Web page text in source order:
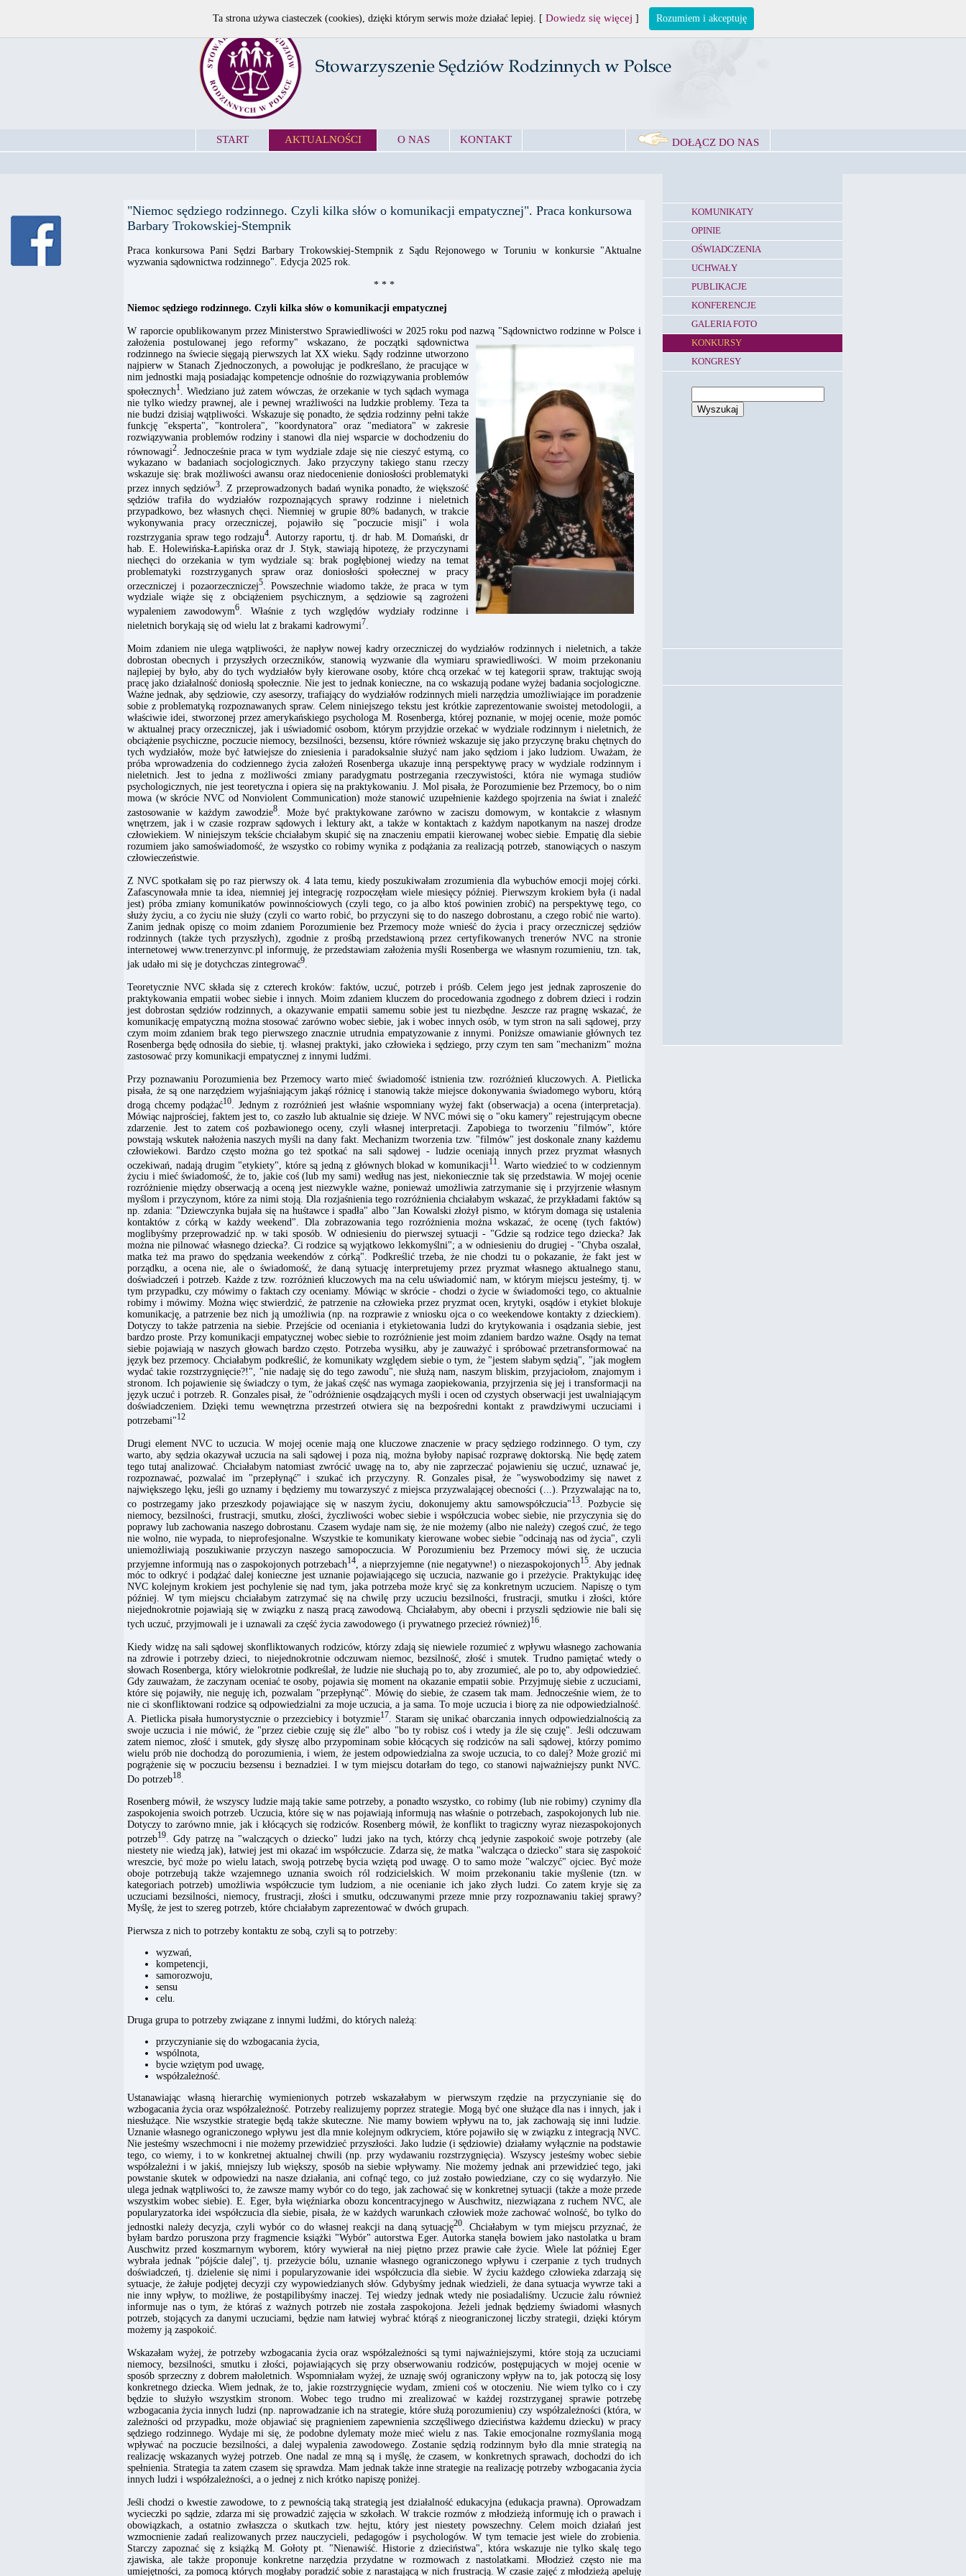
START AKTUALNOŚCI O NAS KONTAKT DOŁĄCZ DO NAS
"Niemoc sędziego rodzinnego. Czyli kilka słów o komunikacji empatycznej". Praca konkursowa
Barbary Trokowskiej-Stempnik
Praca konkursowa Pani Sędzi Barbary Trokowskiej-Stempnik z Sądu Rejonowego w Toruniu w konkursie "Aktualne
wyzwania sądownictwa rodzinnego". Edycja 2025 rok.
* * *
Niemoc sędziego rodzinnego. Czyli kilka słów o komunikacji empatycznej
W raporcie opublikowanym przez Ministerstwo Sprawiedliwości w 2025 roku pod nazwą "Sądownictwo rodzinne w Polsce i
założenia postulowanej jego reformy" wskazano, że początki sądownictwa
rodzinnego na świecie sięgają pierwszych lat XX wieku. Sądy rodzinne utworzono
najpierw w Stanach Zjednoczonych, a powołując je podkreślano, że pracujące w
nim jednostki mają posiadając kompetencje odnośnie do rozwiązywania problemów
społecznych1 . Wiedziano już zatem wówczas, że orzekanie w tych sądach wymaga
nie tylko wiedzy prawnej, ale i pewnej wrażliwości na ludzkie problemy. Teza ta
nie budzi dzisiaj wątpliwości. Wskazuje się ponadto, że sędzia rodzinny pełni także
funkcję "eksperta", "kontrolera", "koordynatora" oraz "mediatora" w zakresie
rozwiązywania problemów rodziny i stanowi dla niej wsparcie w dochodzeniu do
równowagi2 . Jednocześnie praca w tym wydziale zdaje się nie cieszyć estymą, co
wykazano w badaniach socjologicznych. Jako przyczyny takiego stanu rzeczy
wskazuje się: brak możliwości awansu oraz niedocenienie doniosłości problematyki
przez innych sędziów3 . Z przeprowadzonych badań wynika ponadto, że większość
sędziów trafiła do wydziałów rozpoznających sprawy rodzinne i nieletnich
przypadkowo, bez własnych chęci. Niemniej w grupie 80% badanych, w trakcie
wykonywania pracy orzeczniczej, pojawiło się "poczucie misji" i wola
rozstrzygania spraw tego rodzaju4
. Autorzy raportu, tj. dr hab. M. Domański, dr
hab. E. Holewińska-Łapińska oraz dr J. Styk, stawiają hipotezę, że przyczynami
niechęci do orzekania w tym wydziale są: brak pogłębionej wiedzy na temat
problematyki rozstrzyganych spraw oraz doniosłości społecznej w pracy
orzeczniczej i pozaorzeczniczej5. Powszechnie wiadomo także, że praca w tym
wydziale wiąże się z obciążeniem psychicznym, a sędziowie są zagrożeni
wypaleniem zawodowym6 . Właśnie z tych względów wydziały rodzinne i
nieletnich borykają się od wielu lat z brakami kadrowymi7
Moim zdaniem nie ulega wątpliwości, że napływ nowej kadry orzeczniczej do wydziałów rodzinnych i nieletnich, a także
dobrostan obecnych i przyszłych orzeczników, stanowią wyzwanie dla wymiaru sprawiedliwości. W moim przekonaniu
najlepiej by było, aby do tych wydziałów były kierowane osoby, które chcą orzekać w tej kategorii spraw, traktując swoją
pracę jako działalność doniosłą społecznie. Nie jest to jednak konieczne, na co wskazują podane wyżej badania socjologiczne.
Ważne jednak, aby sędziowie, czy asesorzy, trafiający do wydziałów rodzinnych mieli narzędzia umożliwiające im poradzenie
sobie z problematyką rozpoznawanych spraw. Celem niniejszego tekstu jest krótkie zaprezentowanie swoistej metodologii, a
właściwie idei, stworzonej przez amerykańskiego psychologa M. Rosenberga, której poznanie, w mojej ocenie, może pomóc
w aktualnej pracy orzeczniczej, jak i uświadomić osobom, którym przyjdzie orzekać w wydziale rodzinnym i nieletnich, że
obciążenie psychiczne, poczucie niemocy, bezsilności, bezsensu, które również wskazuje się jako przyczynę braku chętnych do
tych wydziałów, może być łatwiejsze do zniesienia i paradoksalnie służyć nam jako sędziom i jako ludziom. Uważam, że
próba wprowadzenia do codziennego życia założeń Rosenberga ukazuje inną perspektywę pracy w wydziale rodzinnym i
nieletnich. Jest to jedna z możliwości zmiany paradygmatu postrzegania rzeczywistości, która nie wymaga studiów
psychologicznych, nie jest teoretyczna i opiera się na praktykowaniu. J. Mol pisała, że Porozumienie bez Przemocy, bo o nim
mowa (w skrócie NVC od Nonviolent Communication) może stanowić uzupełnienie każdego spojrzenia na świat i znaleźć
zastosowanie w każdym zawodzie8
. Może być praktykowane zarówno w zaciszu domowym, w kontakcie z własnym
wnętrzem, jak i w czasie rozpraw sądowych i lektury akt, a także w kontaktach z każdym napotkanym na naszej drodze
człowiekiem. W niniejszym tekście chciałabym skupić się na znaczeniu empatii kierowanej wobec siebie. Empatię dla siebie
rozumiem jako samoświadomość, że wszystko co robimy wynika z podążania za realizacją potrzeb, stanowiących o naszym
człowieczeństwie.
Z NVC spotkałam się po raz pierwszy ok. 4 lata temu, kiedy poszukiwałam zrozumienia dla wybuchów emocji mojej córki.
Zafascynowała mnie ta idea, niemniej jej integrację rozpoczęłam wiele miesięcy później. Pierwszym krokiem była (i nadal
jest) próba zmiany komunikatów powinnościowych (czyli tego, co ja albo ktoś powinien zrobić) na perspektywę tego, co
służy życiu, a co życiu nie służy (czyli co warto robić, bo przyczyni się to do naszego dobrostanu, a czego robić nie warto).
Zanim jednak opiszę co moim zdaniem Porozumienie bez Przemocy może wnieść do życia i pracy orzeczniczej sędziów
rodzinnych (także tych przyszłych), zgodnie z prośbą przedstawioną przez certyfikowanych trenerów NVC na stronie
internetowej www.trenerzynvc.pl informuję, że przedstawiam założenia myśli Rosenberga we własnym rozumieniu, tzn. tak,
jak udało mi się je dotychczas zintegrować9
Teoretycznie NVC składa się z czterech kroków: faktów, uczuć, potrzeb i próśb. Celem jego jest jednak zaproszenie do
praktykowania empatii wobec siebie i innych. Moim zdaniem kluczem do procedowania zgodnego z dobrem dzieci i rodzin
jest dobrostan sędziów rodzinnych, a okazywanie empatii samemu sobie jest tu niezbędne. Jeszcze raz pragnę wskazać, że
komunikację empatyczną można stosować zarówno wobec siebie, jak i wobec innych osób, w tym stron na sali sądowej, przy
czym moim zdaniem brak tego pierwszego znacznie utrudnia empatyzowanie z innymi. Poniższe omawianie głównych tez
Rosenberga będę odnosiła do siebie, tj. własnej praktyki, jako człowieka i sędziego, przy czym ten sam "mechanizm" można
zastosować przy komunikacji empatycznej z innymi ludźmi.
Przy poznawaniu Porozumienia bez Przemocy warto mieć świadomość istnienia tzw. rozróżnień kluczowych. A. Pietlicka
pisała, że są one narzędziem wyjaśniającym jakąś różnicę i stanowią także miejsce dokonywania świadomego wyboru, którą
drogą chcemy podążać10. Jednym z rozróżnień jest właśnie wspomniany wyżej fakt (obserwacja) a ocena (interpretacja).
Mówiąc najprościej, faktem jest to, co zaszło lub aktualnie się dzieje. W NVC mówi się o "oku kamery" rejestrującym obecne
zdarzenie. Jest to zatem coś pozbawionego oceny, czyli własnej interpretacji. Zapobiega to tworzeniu "filmów", które
powstają wskutek nałożenia naszych myśli na dany fakt. Mechanizm tworzenia tzw. "filmów" jest doskonale znany każdemu
człowiekowi. Bardzo często można go też spotkać na sali sądowej - ludzie oceniają innych przez pryzmat własnych
oczekiwań, nadają drugim "etykiety", które są jedną z głównych blokad w komunikacji11 . Warto wiedzieć to w codziennym
życiu i mieć świadomość, że to, jakie coś (lub my sami) według nas jest, niekoniecznie tak się przedstawia. W mojej ocenie
rozróżnienie między obserwacją a oceną jest niezwykle ważne, ponieważ umożliwia zatrzymanie się i przyjrzenie własnym
myślom i przyczynom, które za nimi stoją. Dla rozjaśnienia tego rozróżnienia chciałabym wskazać, że przykładami faktów są
np. zdania: "Dziewczynka bujała się na huśtawce i spadła" albo "Jan Kowalski złożył pismo, w którym domaga się ustalenia
kontaktów z córką w każdy weekend". Dla zobrazowania tego rozróżnienia można wskazać, że ocenę (tych faktów)
moglibyśmy przeprowadzić np. w taki sposób. W odniesieniu do pierwszej sytuacji - "Gdzie są rodzice tego dziecka? Jak
można nie pilnować własnego dziecka?. Ci rodzice są wyjątkowo lekkomyślni"; a w odniesieniu do drugiej - "Chyba oszalał,
matka też ma prawo do spędzania weekendów z córką". Podkreślić trzeba, że nie chodzi tu o pokazanie, że fakt jest w
porządku, a ocena nie, ale o świadomość, że daną sytuację interpretujemy przez pryzmat własnego aktualnego stanu,
doświadczeń i potrzeb. Każde z tzw. rozróżnień kluczowych ma na celu uświadomić nam, w którym miejscu jesteśmy, tj. w
tym przypadku, czy mówimy o faktach czy oceniamy. Mówiąc w skrócie - chodzi o życie w świadomości tego, co aktualnie
robimy i mówimy. Można więc stwierdzić, że patrzenie na człowieka przez pryzmat ocen, krytyki, osądów i etykiet blokuje
komunikację, a patrzenie bez nich ją umożliwia (np. na rozprawie z wniosku ojca o co weekendowe kontakty z dzieckiem).
Dotyczy to także patrzenia na siebie. Przejście od oceniania i etykietowania ludzi do krytykowania i osądzania siebie, jest
bardzo proste. Przy komunikacji empatycznej wobec siebie to rozróżnienie jest moim zdaniem bardzo ważne. Osądy na temat
siebie pojawiają w naszych głowach bardzo często. Potrzeba wysiłku, aby je zauważyć i spróbować przetransformować na
język bez przemocy. Chciałabym podkreślić, że komunikaty względem siebie o tym, że "jestem słabym sędzią", "jak mogłem
wydać takie rozstrzygnięcie?!", "nie nadaję się do tego zawodu", nie służą nam, naszym bliskim, przyjaciołom, znajomym i
stronom. Ich pojawienie się świadczy o tym, że jakaś część nas wymaga zaopiekowania, przyjrzenia się jej i transformacji na
język uczuć i potrzeb. R. Gonzales pisał, że "odróżnienie osądzających myśli i ocen od czystych obserwacji jest uwalniającym
doświadczeniem. Dzięki temu wewnętrzna przestrzeń otwiera się na bezpośredni kontakt z prawdziwymi uczuciami i
potrzebami"12
Drugi element NVC to uczucia. W mojej ocenie mają one kluczowe znaczenie w pracy sędziego rodzinnego. O tym, czy
warto, aby sędzia okazywał uczucia na sali sądowej i poza nią, można byłoby napisać rozprawę doktorską. Nie będę zatem
tego tutaj analizować. Chciałabym natomiast zwrócić uwagę na to, aby nie zaprzeczać pojawieniu się uczuć, uznawać je,
rozpoznawać, pozwalać im "przepłynąć" i szukać ich przyczyny. R. Gonzales pisał, że "wyswobodzimy się nawet z
największego lęku, jeśli go uznamy i będziemy mu towarzyszyć z miejsca przyzwalającej obecności (...). Przyzwalając na to,
co postrzegamy jako przeszkody pojawiające się w naszym życiu, dokonujemy aktu samowspółczucia"13. Pozbycie się
niemocy, bezsilności, frustracji, smutku, złości, życzliwości wobec siebie i współczucia wobec siebie, nie przyczynia się do
poprawy lub zachowania naszego dobrostanu. Czasem wydaje nam się, że nie możemy (albo nie należy) czegoś czuć, że tego
nie wolno, nie wypada, to nieprofesjonalne. Wszystkie te komunikaty kierowane wobec siebie "odcinają nas od życia", czyli
uniemożliwiają poszukiwanie przyczyn naszego samopoczucia. W Porozumieniu bez Przemocy mówi się, że uczucia
przyjemne informują nas o zaspokojonych potrzebach14 , a nieprzyjemne (nie negatywne!) o niezaspokojonych15 . Aby jednak
móc to odkryć i podążać dalej konieczne jest uznanie pojawiającego się uczucia, nazwanie go i przeżycie. Praktykując ideę
NVC kolejnym krokiem jest pochylenie się nad tym, jaka potrzeba może kryć się za konkretnym uczuciem. Napiszę o tym
później. W tym miejscu chciałabym zatrzymać się na chwilę przy uczuciu bezsilności, frustracji, smutku i złości, które
niejednokrotnie pojawiają się w związku z naszą pracą zawodową. Chciałabym, aby obecni i przyszli sędziowie nie bali się
tych uczuć, przyjmowali je i uznawali za część życia zawodowego (i prywatnego przecież również)16
Kiedy widzę na sali sądowej skonfliktowanych rodziców, którzy zdają się niewiele rozumieć z wpływu własnego zachowania
na zdrowie i potrzeby dzieci, to niejednokrotnie odczuwam niemoc, bezsilność, złość i smutek. Trudno pamiętać wtedy o
słowach Rosenberga, który wielokrotnie podkreślał, że ludzie nie słuchają po to, aby zrozumieć, ale po to, aby odpowiedzieć.
Gdy zauważam, że zaczynam oceniać te osoby, pojawia się moment na okazanie empatii sobie. Przyjmuję siebie z uczuciami,
które się pojawiły, nie neguję ich, pozwalam "przepłynąć". Mówię do siebie, że czasem tak mam. Jednocześnie wiem, że to
nie ci skonfliktowani rodzice są odpowiedzialni za moje uczucia, a ja sama. To moje uczucia i biorę za nie odpowiedzialność.
A. Pietlicka pisała humorystycznie o przezciebicy i botyzmie17 . Staram się unikać obarczania innych odpowiedzialnością za
swoje uczucia i nie mówić, że "przez ciebie czuję się źle" albo "bo ty robisz coś i wtedy ja źle się czuję". Jeśli odczuwam
zatem niemoc, złość i smutek, gdy słyszę albo przypominam sobie kłócących się rodziców na sali sądowej, którzy pomimo
wielu prób nie dochodzą do porozumienia, i wiem, że jestem odpowiedzialna za swoje uczucia, to co dalej? Może grozić mi
pogrążenie się w poczuciu bezsensu i beznadziei. I w tym miejscu dotarłam do tego, co stanowi najważniejszy punkt NVC.
Do potrzeb18
Rosenberg mówił, że wszyscy ludzie mają takie same potrzeby, a ponadto wszystko, co robimy (lub nie robimy) czynimy dla
zaspokojenia swoich potrzeb. Uczucia, które się w nas pojawiają informują nas właśnie o potrzebach, zaspokojonych lub nie.
Dotyczy to zarówno mnie, jak i kłócących się rodziców. Rosenberg mówił, że konflikt to tragiczny wyraz niezaspokojonych
potrzeb19 . Gdy patrzę na "walczących o dziecko" ludzi jako na tych, którzy chcą jedynie zaspokoić swoje potrzeby (ale
niestety nie wiedzą jak), łatwiej jest mi okazać im współczucie. Zdarza się, że matka "walcząca o dziecko" stara się zaspokoić
wreszcie, być może po wielu latach, swoją potrzebę bycia wziętą pod uwagę. O to samo może "walczyć" ojciec. Być może
oboje potrzebują także wzajemnego uznania swoich ról rodzicielskich. W moim przekonaniu takie myślenie (tzn. w
kategoriach potrzeb) umożliwia współczucie tym ludziom, a nie ocenianie ich jako złych ludzi. Co zatem kryje się za
uczuciami bezsilności, niemocy, frustracji, złości i smutku, odczuwanymi przeze mnie przy rozpoznawaniu takiej sprawy?
Myślę, że jest to szereg potrzeb, które chciałabym zaprezentować w dwóch grupach.
Pierwsza z nich to potrzeby kontaktu ze sobą, czyli są to potrzeby:
wyzwań,
kompetencji,
samorozwoju,
sensu
celu.
Druga grupa to potrzeby związane z innymi ludźmi, do których należą:
przyczynianie się do wzbogacania życia,
wspólnota,
bycie wziętym pod uwagę,
współzależność.
Ustanawiając własną hierarchię wymienionych potrzeb wskazałabym w pierwszym rzędzie na przyczynianie się do
wzbogacania życia oraz współzależność. Potrzeby realizujemy poprzez strategie. Mogą być one służące dla nas i innych, jak i
niesłużące. Nie wszystkie strategie będą także skuteczne. Nie mamy bowiem wpływu na to, jak zachowają się inni ludzie.
Uznanie własnego ograniczonego wpływu jest dla mnie kolejnym odkryciem, które pojawiło się w związku z integracją NVC.
Nie jesteśmy wszechmocni i nie możemy przewidzieć przyszłości. Jako ludzie (i sędziowie) działamy wyłącznie na podstawie
tego, co wiemy, i to w konkretnej aktualnej chwili (np. przy wydawaniu rozstrzygnięcia). Wszyscy jesteśmy wobec siebie
współzależni i w jakiś, mniejszy lub większy, sposób na siebie wpływamy. Nie możemy jednak ani przewidzieć tego, jaki
powstanie skutek w odpowiedzi na nasze działania, ani cofnąć tego, co już zostało powiedziane, czy co się wydarzyło. Nie
ulega jednak wątpliwości to, że zawsze mamy wybór co do tego, jak zachować się w konkretnej sytuacji (także a może przede
wszystkim wobec siebie). E. Eger, była więźniarka obozu koncentracyjnego w Auschwitz, niezwiązana z ruchem NVC, ale
popularyzatorka idei współczucia dla siebie, pisała, że w każdych warunkach człowiek może zachować wolność, bo tylko do
jednostki należy decyzja, czyli wybór co do własnej reakcji na daną sytuację20 . Chciałabym w tym miejscu przyznać, że
byłam bardzo poruszona przy fragmencie książki "Wybór" autorstwa Eger. Autorka stanęła bowiem jako nastolatka u bram
Auschwitz przed koszmarnym wyborem, który wywierał na niej piętno przez prawie całe życie. Wiele lat później Eger
wybrała jednak "pójście dalej", tj. przeżycie bólu, uznanie własnego ograniczonego wpływu i czerpanie z tych trudnych
doświadczeń, tj. dzielenie się nimi i popularyzowanie idei współczucia dla siebie. W życiu każdego człowieka zdarzają się
sytuacje, że żałuje podjętej decyzji czy wypowiedzianych słów. Gdybyśmy jednak wiedzieli, że dana sytuacja wywrze taki a
nie inny wpływ, to możliwe, że postąpilibyśmy inaczej. Tej wiedzy jednak wtedy nie posiadaliśmy. Uczucie żalu również
informuje nas o tym, że któraś z ważnych potrzeb nie została zaspokojona. Jeżeli jednak będziemy świadomi własnych
potrzeb, stojących za danymi uczuciami, będzie nam łatwiej wybrać którąś z nieograniczonej liczby strategii, dzięki którym
możemy ją zaspokoić.
Wskazałam wyżej, że potrzeby wzbogacania życia oraz współzależności są tymi najważniejszymi, które stoją za uczuciami
niemocy, bezsilności, smutku i złości, pojawiających się przy obserwowaniu rodziców, postępujących w mojej ocenie w
sposób sprzeczny z dobrem małoletnich. Wspomniałam wyżej, że uznaję swój ograniczony wpływ na to, jak potoczą się losy
konkretnego dziecka. Wiem jednak, że to, jakie rozstrzygnięcie wydam, zmieni coś w otoczeniu. Nie wiem tylko co i czy
będzie to służyło wszystkim stronom. Wobec tego trudno mi zrealizować w każdej rozstrzyganej sprawie potrzebę
wzbogacania życia innych ludzi (np. naprowadzanie ich na strategie, które służą porozumieniu) czy współzależności (która, w
zależności od przypadku, może objawiać się pragnieniem zapewnienia szczęśliwego dzieciństwa każdemu dziecku) w pracy
sędziego rodzinnego. Wydaje mi się, że podobne dylematy może mieć wielu z nas. Takie emocjonalne rozmyślania mogą
wpływać na poczucie bezsilności, a dalej wypalenia zawodowego. Zostanie sędzią rodzinnym było dla mnie strategią na
realizację wskazanych wyżej potrzeb. One nadal ze mną są i myślę, że czasem, w konkretnych sprawach, dochodzi do ich
spełnienia. Strategia ta zatem czasem się sprawdza. Mam jednak także inne strategie na realizację potrzeby wzbogacania życia
innych ludzi i współzależności, a o jednej z nich krótko napiszę poniżej.
Jeśli chodzi o kwestie zawodowe, to z pewnością taką strategią jest działalność edukacyjna (edukacja prawna). Oprowadzam
wycieczki po sądzie, zdarza mi się prowadzić zajęcia w szkołach. W trakcie rozmów z młodzieżą informuję ich o prawach i
obowiązkach, a ostatnio zwłaszcza o skutkach tzw. hejtu, który jest niestety powszechny. Celem moich działań jest
wzmocnienie zadań realizowanych przez nauczycieli, pedagogów i psychologów. W tym temacie jest wiele do zrobienia.
Starczy zapoznać się z książką M. Gołoty pt. "Nienawiść. Historie z dzieciństwa", która wskazuje nie tylko skalę tego
zjawiska, ale także proponuje konkretne narzędzia przydatne w rozmowach z nastolatkami. Młodzież często nie ma
umiejętności, za pomocą których mogłaby poradzić sobie z narastającą w nich frustracją. W czasie zajęć z młodzieżą apeluję
KOMUNIKATY
OPINIE
OŚWIADCZENIA
UCHWAŁY
PUBLIKACJE
KONFERENCJE
GALERIA FOTO
KONKURSY
KONGRESY
Ta strona używa ciasteczek (cookies), dzięki którym serwis może działać lepiej. [ Dowiedz się więcej ] Rozumiem i akceptuję